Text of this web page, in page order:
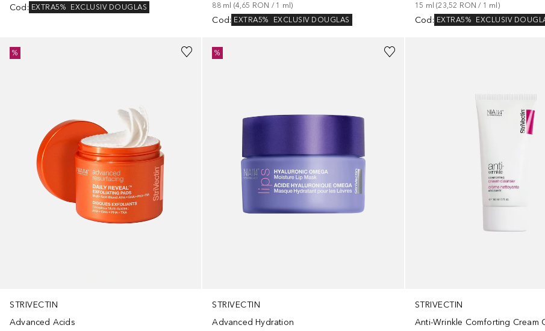
Cod : EXTRA5% EXCLUSIV DOUGLAS 88 ml (4,65 RON / 1 ml)
Cod: EXTRA5% EXCLUSIV DOUGLAS
15 ml (23,52 RON / 1 ml)
Cod : EXTRA5% EXCLUSIV
STRIVECTIN
Advanced Acids
%
STRIVECTIN
Advanced Hydration
%
STRIVECTIN
Anti-Wrinkle Comforting Cream